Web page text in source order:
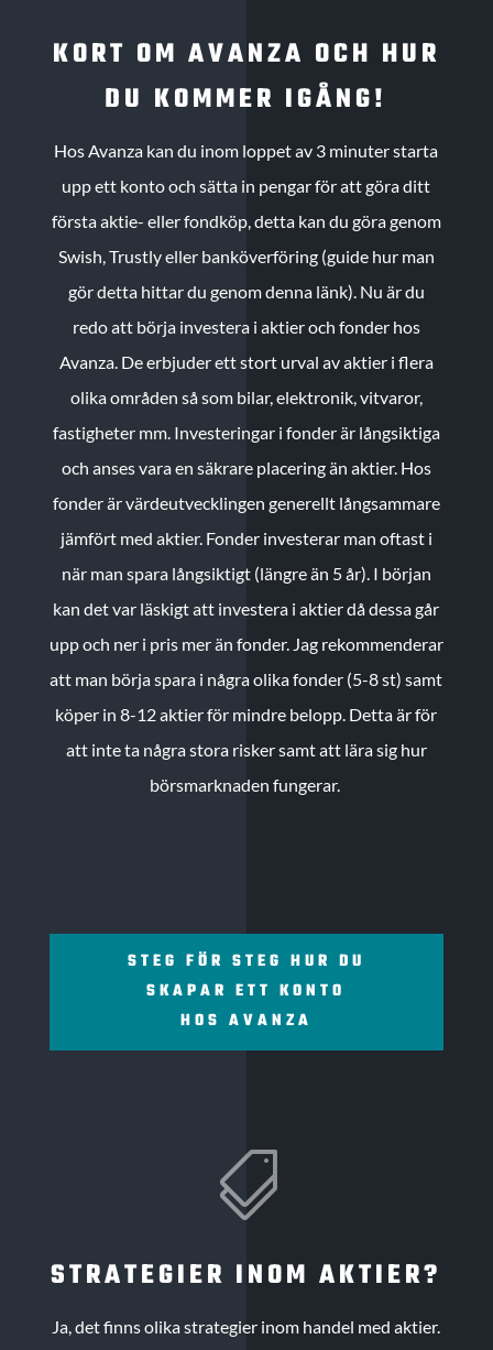
KORT OM AVANZA OCH HUR
DU KOMMER IGÅNG!
Hos Avanza kan du inom loppet av 3 minuter starta
upp ett konto och sätta in pengar för att göra ditt
första aktie- eller fondköp, detta kan du göra genom
Swish, Trustly eller banköverföring (guide hur man
gör detta hittar du genom denna länk). Nu är du
redo att börja investera i aktier och fonder hos
Avanza. De erbjuder ett stort urval av aktier i flera
olika områden så som bilar, elektronik, vitvaror,
fastigheter mm. Investeringar i fonder är långsiktiga
och anses vara en säkrare placering än aktier. Hos
fonder är värdeutvecklingen generellt långsammare
jämfört med aktier. Fonder investerar man oftast i
när man spara långsiktigt (längre än 5 år). I början
kan det var läskigt att investera i aktier då dessa går
upp och ner i pris mer än fonder. Jag rekommenderar
att man börja spara i några olika fonder (5-8 st) samt
köper in 8-12 aktier för mindre belopp. Detta är för
att inte ta några stora risker samt att lära sig hur
börsmarknaden fungerar.
STEG FÖR STEG HUR DU
SKAPAR ETT KONTO
HOS AVANZA

STRATEGIER INOM AKTIER?
Ja, det finns olika strategier inom handel med aktier.